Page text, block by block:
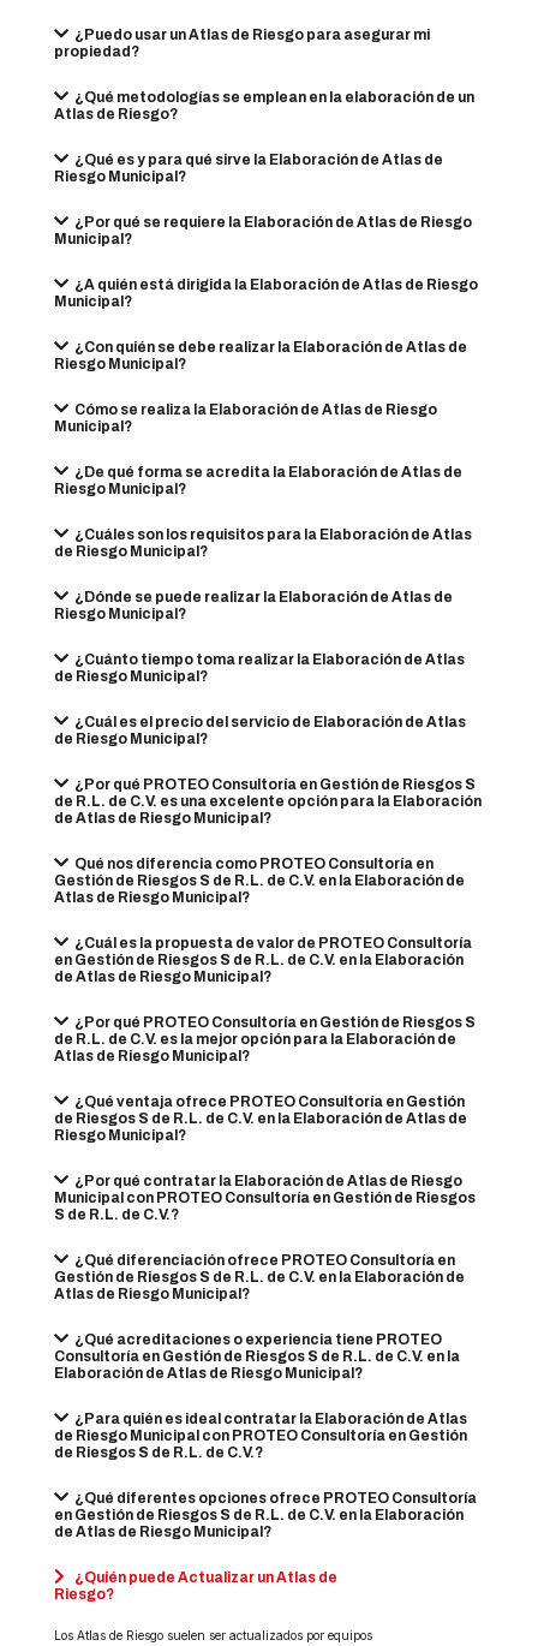
¿Puedo usar un Atlas de Riesgo para asegurar mi
propiedad?
¿Qué metodologías se emplean en la elaboración de un
Atlas de Riesgo?
¿Qué es y para qué sirve la Elaboración de Atlas de
Riesgo Municipal?
¿Por qué se requiere la Elaboración de Atlas de Riesgo
Municipal?
¿A quién está dirigida la Elaboración de Atlas de Riesgo
Municipal?
¿Con quién se debe realizar la Elaboración de Atlas de
Riesgo Municipal?
Cómo se realiza la Elaboración de Atlas de Riesgo
Municipal?
¿De qué forma se acredita la Elaboración de Atlas de
Riesgo Municipal?
¿Cuáles son los requisitos para la Elaboración de Atlas
de Riesgo Municipal?
¿Dónde se puede realizar la Elaboración de Atlas de
Riesgo Municipal?
¿Cuánto tiempo toma realizar la Elaboración de Atlas
de Riesgo Municipal?
¿Cuál es el precio del servicio de Elaboración de Atlas
de Riesgo Municipal?
¿Por qué PROTEO Consultoría en Gestión de Riesgos S
de R.L. de C.V. es una excelente opción para la Elaboración
de Atlas de Riesgo Municipal?
Qué nos diferencia como PROTEO Consultoría en
Gestión de Riesgos S de R.L. de C.V. en la Elaboración de
Atlas de Riesgo Municipal?
¿Cuál es la propuesta de valor de PROTEO Consultoría
en Gestión de Riesgos S de R.L. de C.V. en la Elaboración
de Atlas de Riesgo Municipal?
¿Por qué PROTEO Consultoría en Gestión de Riesgos S
de R.L. de C.V. es la mejor opción para la Elaboración de
Atlas de Riesgo Municipal?
¿Qué ventaja ofrece PROTEO Consultoría en Gestión
de Riesgos S de R.L. de C.V. en la Elaboración de Atlas de
Riesgo Municipal?
¿Por qué contratar la Elaboración de Atlas de Riesgo
Municipal con PROTEO Consultoría en Gestión de Riesgos
S de R.L. de C.V.?
¿Qué diferenciación ofrece PROTEO Consultoría en
Gestión de Riesgos S de R.L. de C.V. en la Elaboración de
Atlas de Riesgo Municipal?
¿Qué acreditaciones o experiencia tiene PROTEO
Consultoría en Gestión de Riesgos S de R.L. de C.V. en la
Elaboración de Atlas de Riesgo Municipal?
¿Para quién es ideal contratar la Elaboración de Atlas
de Riesgo Municipal con PROTEO Consultoría en Gestión
de Riesgos S de R.L. de C.V.?
¿Qué diferentes opciones ofrece PROTEO Consultoría
en Gestión de Riesgos S de R.L. de C.V. en la Elaboración
de Atlas de Riesgo Municipal?
¿Quién puede Actualizar un Atlas de
Riesgo?
Los Atlas de Riesgo suelen ser actualizados por equipos